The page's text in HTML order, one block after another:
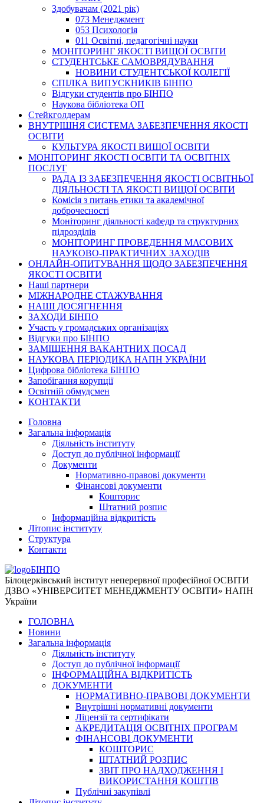
Здобувачам (2021 рік)
073 Менеджмент
053 Психологія
011 Освітні, педагогічні науки
МОНІТОРИНГ ЯКОСТІ ВИЩОЇ ОСВІТИ
СТУДЕНТСЬКЕ САМОВРЯДУВАННЯ
НОВИНИ СТУДЕНТСЬКОЇ КОЛЕГІЇ
СПІЛКА ВИПУСКНИКІВ БІНПО
Відгуки студентів про БІНПО
Наукова бібліотека ОП
Стейкголдерам
ВНУТРІШНЯ СИСТЕМА ЗАБЕЗПЕЧЕННЯ ЯКОСТІ
ОСВІТИ
КУЛЬТУРА ЯКОСТІ ВИЩОЇ ОСВІТИ
МОНІТОРИНГ ЯКОСТІ ОСВІТИ ТА ОСВІТНІХ
ПОСЛУГ
РАДА ІЗ ЗАБЕЗПЕЧЕННЯ ЯКОСТІ ОСВІТНЬОЇ
ДІЯЛЬНОСТІ ТА ЯКОСТІ ВИЩОЇ ОСВІТИ
Комісія з питань етики та академічної
доброчесності
Моніторинг діяльності кафедр та структурних
підрозділів
МОНІТОРИНГ ПРОВЕДЕННЯ МАСОВИХ
НАУКОВО-ПРАКТИЧНИХ ЗАХОДІВ
ОНЛАЙН-ОПИТУВАННЯ ЩОДО ЗАБЕЗПЕЧЕННЯ
ЯКОСТІ ОСВІТИ
Наші партнери
МІЖНАРОДНЕ СТАЖУВАННЯ
НАШІ ДОСЯГНЕННЯ
ЗАХОДИ БІНПО
Участь у громадських організаціях
Відгуки про БІНПО
ЗАМІЩЕННЯ ВАКАНТНИХ ПОСАД
НАУКОВА ПЕРІОДИКА НАПН УКРАЇНИ
Цифрова бібліотека БІНПО
Запобігання корупції
Освітній обмудсмен
КОНТАКТИ
Головна
Загальна інформація
Діяльність інституту
Доступ до публічної інформації
Документи
Нормативно-правові документи
Фінансові документи
Кошторис
Штатний розпис
Інформаційна відкритість
Літопис інституту
Структура
Контакти
БІНПО
Білоцерківський інститут неперервної професійної ОСВІТИ
ДЗВО «УНІВЕРСИТЕТ МЕНЕДЖМЕНТУ ОСВІТИ» НАПН
України
ГОЛОВНА
Новини
Загальна інформація
Діяльність інституту
Доступ до публічної інформації
ІНФОРМАЦІЙНА ВІДКРИТІСТЬ
ДОКУМЕНТИ
НОРМАТИВНО-ПРАВОВІ ДОКУМЕНТИ
Внутрішні нормативні документи
Ліцензії та сертифікати
АКРЕДИТАЦІЯ ОСВІТНІХ ПРОГРАМ
ФІНАНСОВІ ДОКУМЕНТИ
КОШТОРИС
ШТАТНИЙ РОЗПИС
ЗВІТ ПРО НАДХОДЖЕННЯ І
ВИКОРИСТАННЯ КОШТІВ
Публічні закупівлі